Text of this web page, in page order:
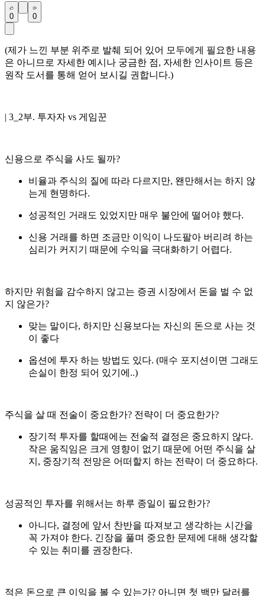
0 0
(제가 느낀 부분 위주로 발췌 되어 있어 모두에게 필요한 내용
은 아니므로 자세한 예시나 궁금한 점, 자세한 인사이트 등은
원작 도서를 통해 얻어 보시길 권합니다.)
| 3_2부. 투자자 vs 게임꾼
신용으로 주식을 사도 될까?
비율과 주식의 질에 따라 다르지만, 왠만해서는 하지 않
는게 현명하다.
성공적인 거래도 있었지만 매우 불안에 떨어야 했다.
신용 거래를 하면 조금만 이익이 나도팔아 버리려 하는
심리가 커지기 때문에 수익을 극대화하기 어렵다.
하지만 위험을 감수하지 않고는 증권 시장에서 돈을 벌 수 없
지 않은가?
맞는 말이다, 하지만 신용보다는 자신의 돈으로 사는 것
이 좋다
옵션에 투자 하는 방법도 있다. (매수 포지션이면 그래도
손실이 한정 되어 있기에..)
주식을 살 때 전술이 중요한가? 전략이 더 중요한가?
장기적 투자를 할때에는 전술적 결정은 중요하지 않다.
작은 움직임은 크게 영향이 없기 때문에 어떤 주식을 살
지, 중장기적 전망은 어떠할지 하는 전략이 더 중요하다.
성공적인 투자를 위해서는 하루 종일이 필요한가?
아니다, 결정에 앞서 찬반을 따져보고 생각하는 시간을
꼭 가져야 한다. 긴장을 풀며 중요한 문제에 대해 생각할
수 있는 취미를 권장한다.
적은 돈으로 큰 이익을 볼 수 있는가? 아니면 첫 백만 달러를